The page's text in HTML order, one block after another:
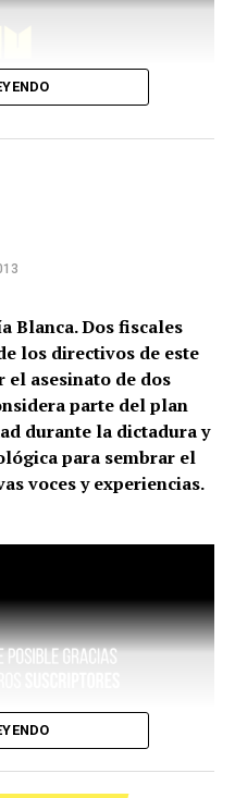
Blanca. Dos fiscales
los directivos de este
el asesinato de dos
parte del plan
durante la dictadura y
para sembrar el
voces y experiencias.